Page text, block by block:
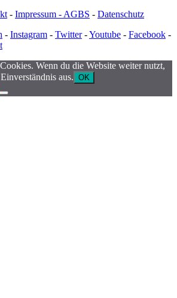
- Impressum - AGBS - Datenschutz
- Instagram - Twitter-Youtube - Facebook -
Wenn du die Website weiter nutzt,
aus. OK